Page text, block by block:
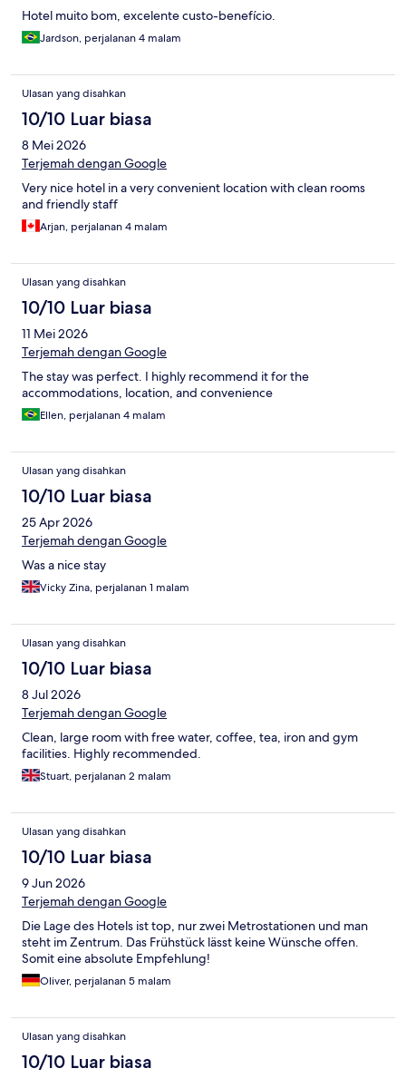
Hotel muito bom, excelente custo-benefício.
Jardson, perjalanan 4 malam
Ulasan yang disahkan
10/10 Luar biasa
8 Mei 2026
Terjemah dengan Google
Very nice hotel in a very convenient location with clean rooms
and friendly staff
Arjan, perjalanan 4 malam
Ulasan yang disahkan
10/10 Luar biasa
11 Mei 2026
Terjemah dengan Google
The stay was perfect. I highly recommend it for the
accommodations, location, and convenience
Ellen, perjalanan 4 malam
Ulasan yang disahkan
10/10 Luar biasa
25 Apr 2026
Terjemah dengan Google
Was a nice stay
Vicky Zina, perjalanan 1 malam
Ulasan yang disahkan
10/10 Luar biasa
8 Jul 2026
Terjemah dengan Google
Clean, large room with free water, coffee, tea, iron and gym
facilities. Highly recommended.
Stuart, perjalanan 2 malam
Ulasan yang disahkan
10/10 Luar biasa
9 Jun 2026
Terjemah dengan Google
Die Lage des Hotels ist top, nur zwei Metrostationen und man
steht im Zentrum. Das Frühstück lässt keine Wünsche offen.
Somit eine absolute Empfehlung!
Oliver, perjalanan 5 malam
Ulasan yang disahkan
10/10 Luar biasa